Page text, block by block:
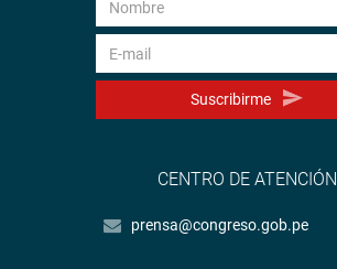
Suscribirme
CENTRO DE ATENCIÓN
prensa@congreso.gob.pe